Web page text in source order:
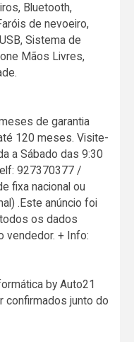
Bluetooth,
de nevoeiro,
Sistema de
Mãos Livres,
de garantia
120 meses. Visite-
a Sábado das 9:30
927370377 /
fixa nacional ou
.Este anúncio foi
os dados
vendedor. + Info:
by Auto21
junto do